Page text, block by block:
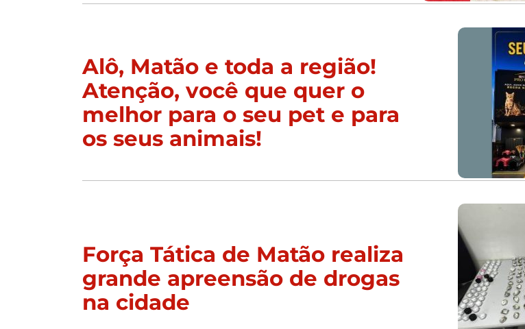
Alô, Matão e toda a região!
Atenção, você que quer o
melhor para o seu pet e para
os seus animais!
Força Tática de Matão realiza
grande apreensão de drogas
na cidade